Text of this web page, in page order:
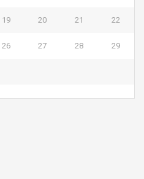
19 20 21 22
26 27 28 29